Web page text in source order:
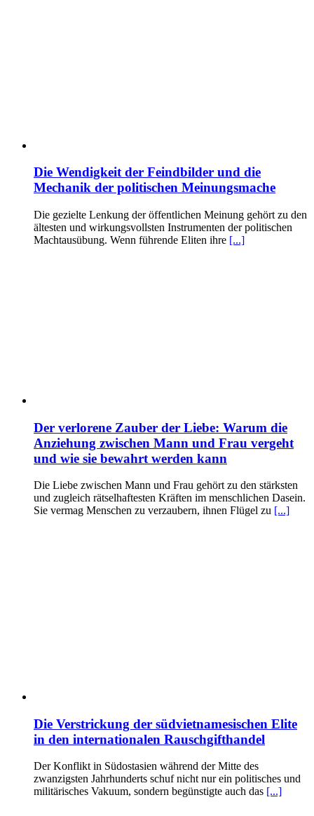
Die Wendigkeit der Feindbilder und die
Mechanik der politischen Meinungsmache
Die gezielte Lenkung der öffentlichen Meinung gehört zu den
ältesten und wirkungsvollsten Instrumenten der politischen
Machtausübung. Wenn führende Eliten ihre [...]
Der verlorene Zauber der Liebe: Warum die
Anziehung zwischen Mann und Frau vergeht
und wie sie bewahrt werden kann
Die Liebe zwischen Mann und Frau gehört zu den stärksten
und zugleich rätselhaftesten Kräften im menschlichen Dasein.
Sie vermag Menschen zu verzaubern, ihnen Flügel zu [...]
Die Verstrickung der südvietnamesischen Elite
in den internationalen Rauschgifthandel
Der Konflikt in Südostasien während der Mitte des
zwanzigsten Jahrhunderts schuf nicht nur ein politisches und
militärisches Vakuum, sondern begünstigte auch das [...]